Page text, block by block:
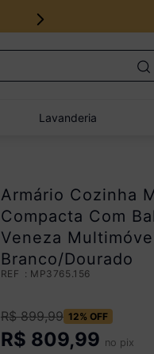
Lavanderia
Armário Cozinha
Compacta Com
Veneza
Branco/Dourado
: MP3765.156
R$ 899,99 12% OFF
R$ 809,99 no pix